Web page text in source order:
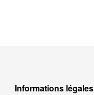
Informations légales